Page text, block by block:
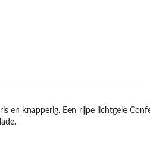
en knapperig. Een rijpe lichtgele